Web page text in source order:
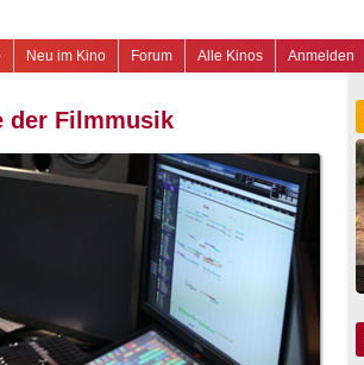
Anmelden
Alle Kinos
Forum
Neu im Kino
der Filmmusik